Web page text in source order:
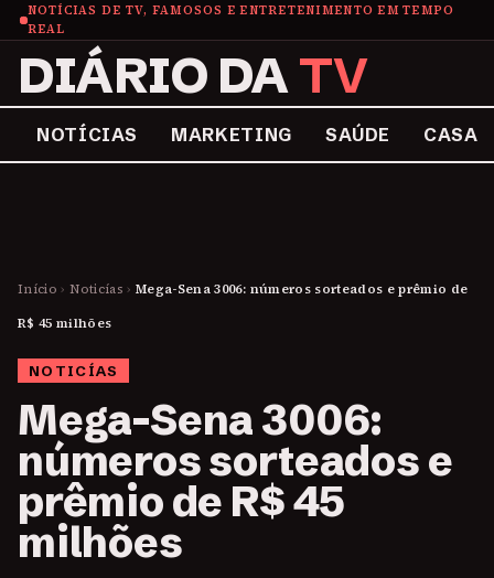
NOTÍCIAS DE TV, FAMOSOS E ENTRETENIMENTO EM TEMPO
REAL
DIÁRIO DATV
NOTÍCIAS MARKETING SAÚDE CASA
Início › Noticías › Mega-Sena 3006: números sorteados e prêmio de
R$ 45 milhões
NOTICÍAS
Mega-Sena 3006:
números sorteados e
prêmio de R$ 45
milhões